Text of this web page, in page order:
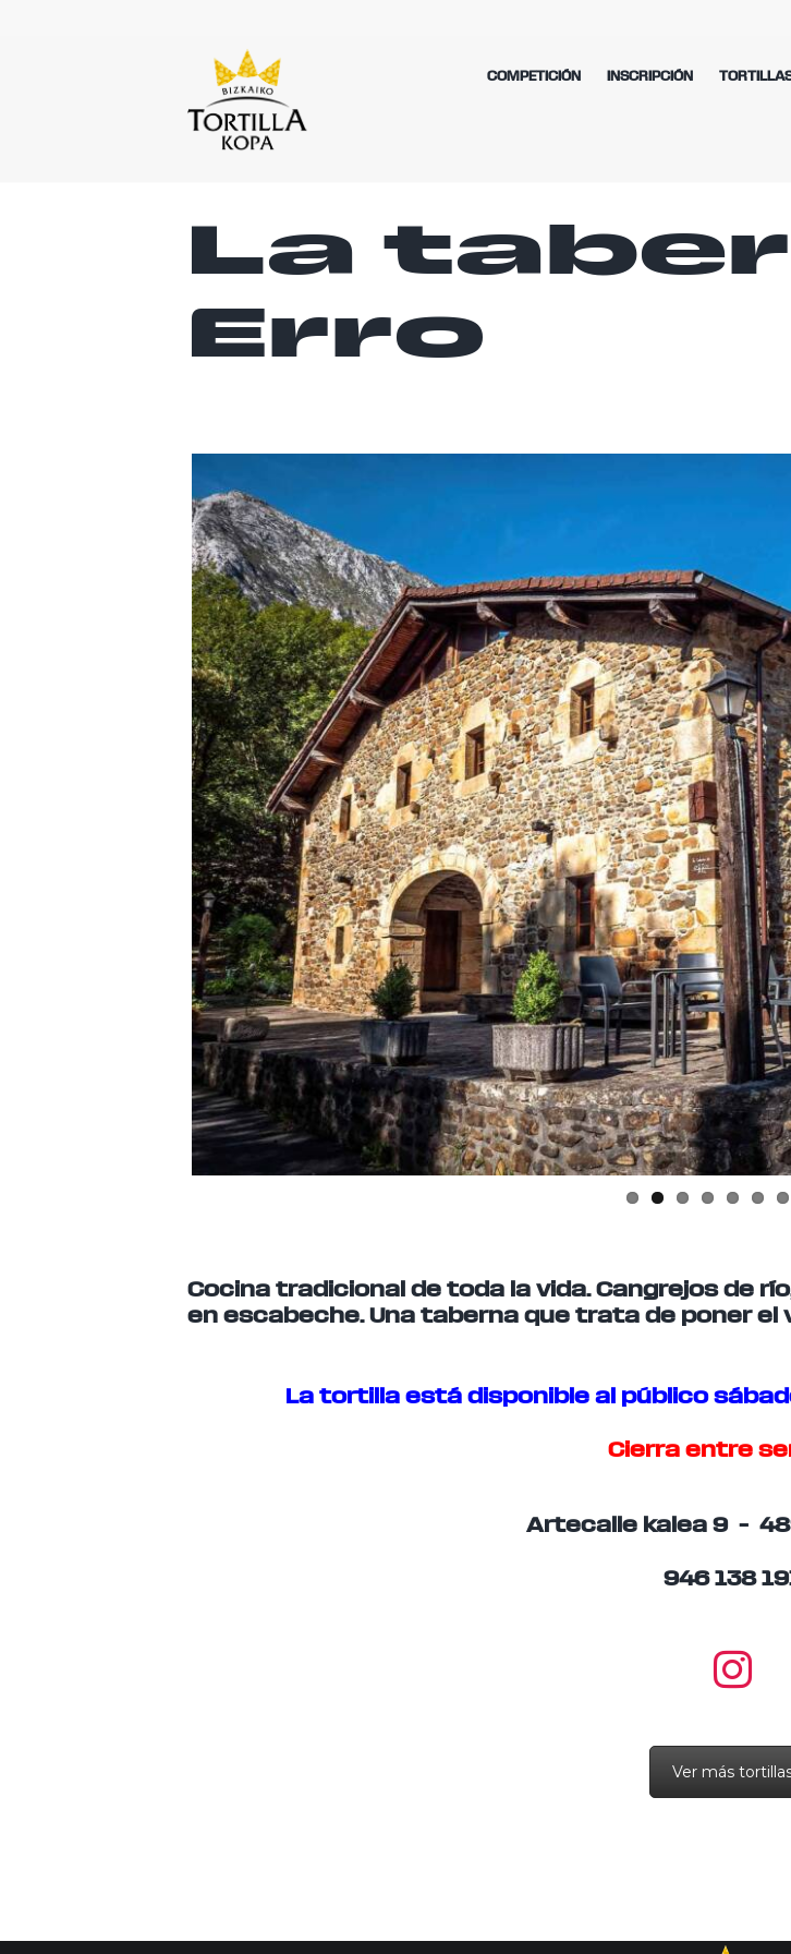
COMPETICIÓN INSCRIPCIÓN
La
Erro
Cocina tradicional de toda la vida. Cangrejos de
en escabeche. Una taberna que trata de poner el
La tortilla está disponible al público
Cierra entre
Artecalle kalea 9 –
946 138
Ver más